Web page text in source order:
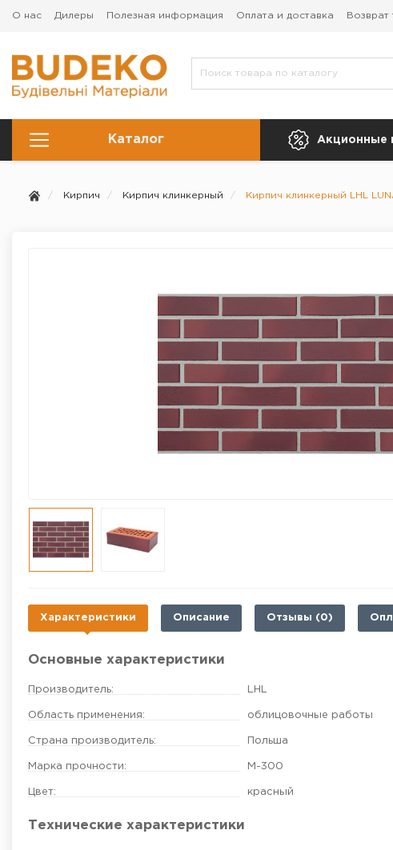
О нас Дилеры Полезная информация Оплата и доставка Возврат
Каталог Акционные
Кирпич Кирпич клинкерный Кирпич клинкерный LHL
Характеристики Описание Отзывы (0)
Основные характеристики
Производитель: LHL
Область применения: облицовочные работы
Страна производитель: Польша
Марка прочности: М-300
Цвет: красный
Технические характеристики